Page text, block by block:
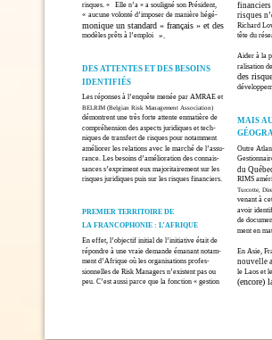
risques. «
Elle n’a » a souligné son Président,
« aucune volonté d’imposer de manière hégé-
monique un standard « français » et des
modèles prêts à l’emploi ».
DES ATTENTES ET DES BESOINS
IDENTIFIÉS
Les réponses à l’enquête menée par AMRAE et
BELRIM (Belgian Risk Management Association)
démontrent une très forte attente enmatière de
compréhension des aspects juridiques et tech-
niques de transfert de risques pour notamment
améliorer les relations avec le marché de l’assu-
rance. Les besoins d’amélioration des connais-
sances s’expriment eux majoritairement sur les
risques juridiques puis sur les risques financiers.
PREMIER TERRITOIRE DE
LA FRANCOPHONIE : L’AFRIQUE
En effet, l’objectif initial de l’initiative était de
répondre à une vraie demande émanant notam-
ment d’Afrique où les organisations profes-
sionnelles de Risk Managers n’existent pas ou
peu. C’est aussi parce que la fonction « gestion
financiers
risques
Richard
tête du
Aider à la
ralisation
des
MAIS
Outre
du
RIMS
Turcotte,
venant à
avoir
de
ment en
En Asie,
nouvelle
le Laos et
(encore)